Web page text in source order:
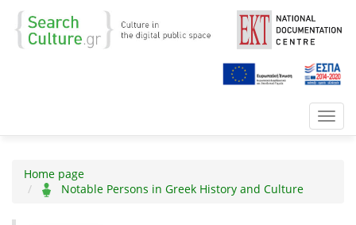
Home page
Notable Persons in Greek History and Culture